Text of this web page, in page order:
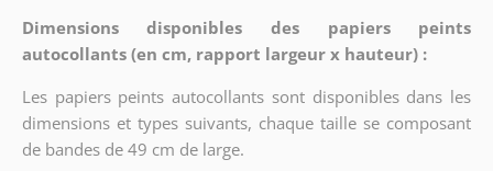
Dimensions disponibles des papiers peints
autocollants (en cm, rapport largeur x hauteur) :
Les papiers peints autocollants sont disponibles dans les
dimensions et types suivants, chaque taille se composant
de bandes de 49 cm de large.